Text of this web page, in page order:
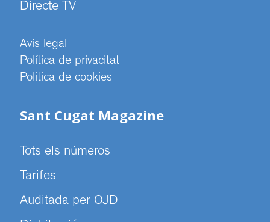
Directe TV
Avís legal
Política de privacitat
Politica de cookies
Sant Cugat Magazine
Tots els números
Tarifes
Auditada per OJD